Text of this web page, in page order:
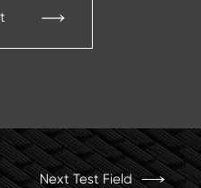
Next Test Field